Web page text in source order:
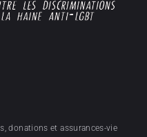
donations et assurances-vie